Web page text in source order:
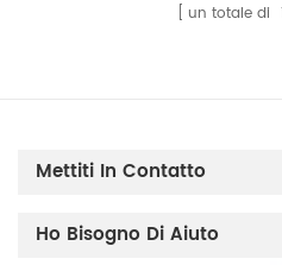
un totale di
Mettiti In Contatto
Ho Bisogno Di Aiuto